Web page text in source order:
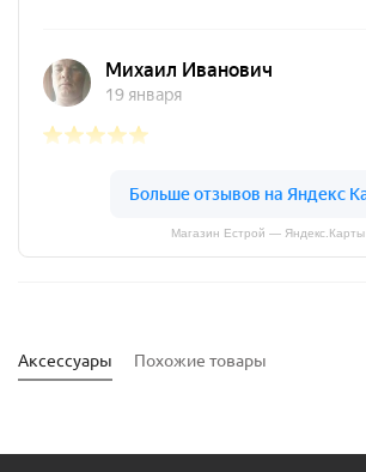
Магазин Естрой — Яндекс.Карты
Аксессуары Похожие товары